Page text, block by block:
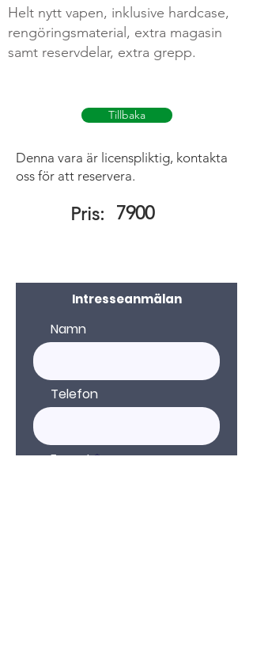
Helt nytt vapen, inklusive hardcase,
rengöringsmaterial, extra magasin
samt reservdelar, extra grepp.
Tillbaka
Denna vara är licenspliktig, kontakta
oss för att reservera.
Pris: 7900
Intresseanmälan
Namn
Telefon
E-post